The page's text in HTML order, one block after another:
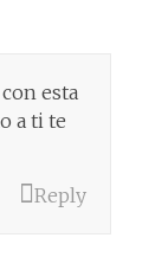
esta
a ti te
Reply